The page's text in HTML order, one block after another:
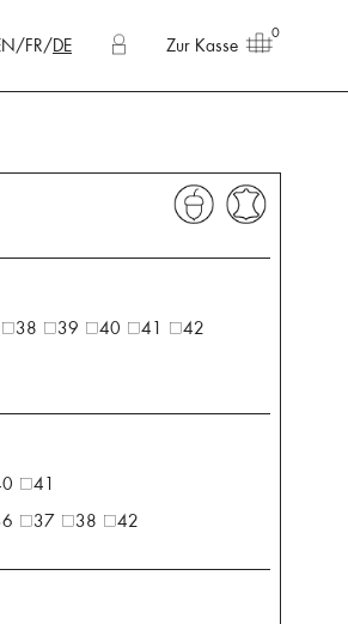
/FR/DE Zur Kasse
0
38 39 40 41 42
41
37 38 42